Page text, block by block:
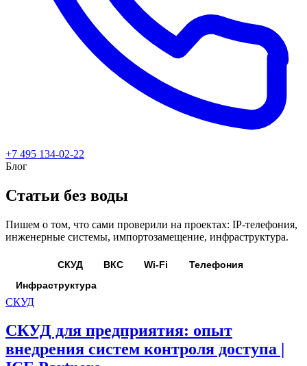
+7 495 134-02-22
Блог
Статьи без воды
Пишем о том, что сами проверили на проектах: IP-телефония,
инженерные системы, импортозамещение, инфраструктура.
СКУД ВКС Wi-Fi
Телефония
Инфраструктура
СКУД
СКУД для предприятия: опыт
внедрения систем контроля доступа |